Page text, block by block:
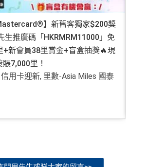
】新舊客獨家$200獎
生推廣碼「HKRMRM11000」免
+新會員38里賞金+盲盒抽獎🔥現
7,000里！
信用卡迎新, 里數-Asia Miles 國泰